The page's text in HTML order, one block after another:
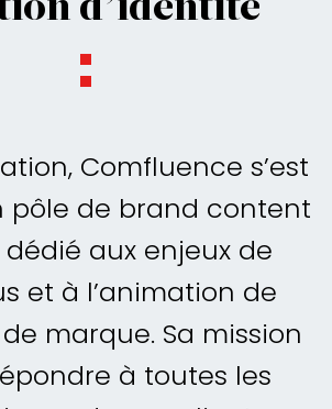
Comfluence s’est
pôle de brand content
aux enjeux de
et à l’animation de
marque. Sa mission
à toutes les